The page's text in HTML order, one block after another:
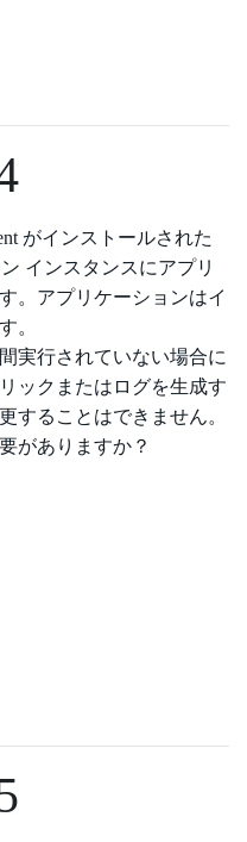
がインストールされた
インスタンスにアプリ
。アプリケーションはイ
。
実行されていない場合に
ックまたはログを生成す
することはできません。
がありますか？